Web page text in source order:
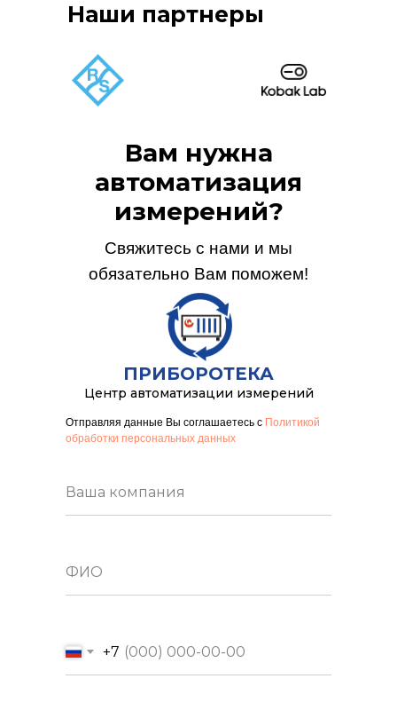
Наши партнеры
Вам нужна
автоматизация
измерений?
+7
Отправляя данные Вы соглашаетесь с Политикой
обработки персональных данных
ПРИБОРОТЕКА
Центр автоматизации измерений
Свяжитесь с нами и мы
обязательно Вам поможем!